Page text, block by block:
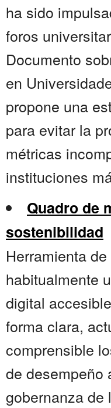
ha sido
foros
Documento
en
propone una
para evitar la
métricas
instituciones
Quadro de
sostenibilidad
Herramienta
habitualmente
digital
forma clara,
comprensible
de desempeño
gobernanza de